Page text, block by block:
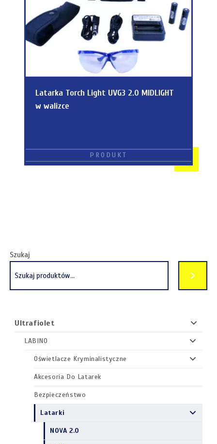
Latarka Torch Light UVG3 2.0 MIDLIGHT
w walizce
Szukaj
Ultrafiolet
LABINO
Oświetlacze Kryminalistyczne
Akcesoria Do Latarek
Bezpieczeństwo
Latarki
NOVA 2.0